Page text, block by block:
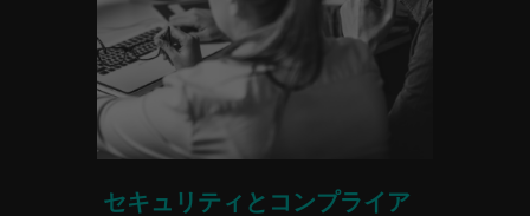
セキュリティとコンプライア